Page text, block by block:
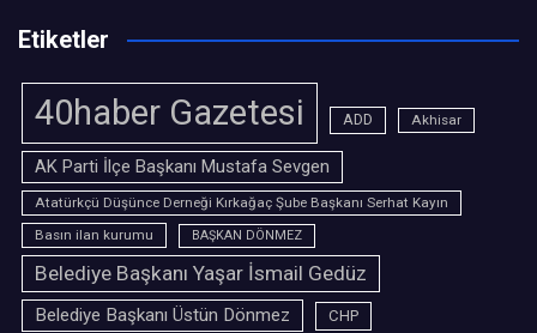
Etiketler
40haber Gazetesi ADD Akhisar
AK Parti İlçe Başkanı Mustafa Sevgen
Atatürkçü Düşünce Derneği Kırkağaç Şube Başkanı Serhat Kayın
Basın ilan kurumu
BAŞKAN DÖNMEZ
Belediye Başkanı Yaşar İsmail Gedüz
Belediye Başkanı Üstün Dönmez CHP